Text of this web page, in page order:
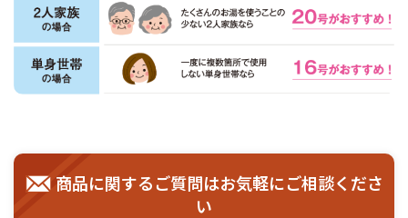
商品に関するご質問はお気軽にご相談くださ
い